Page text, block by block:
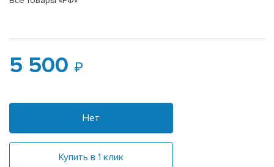
5 500
Нет
Купить в 1 клик